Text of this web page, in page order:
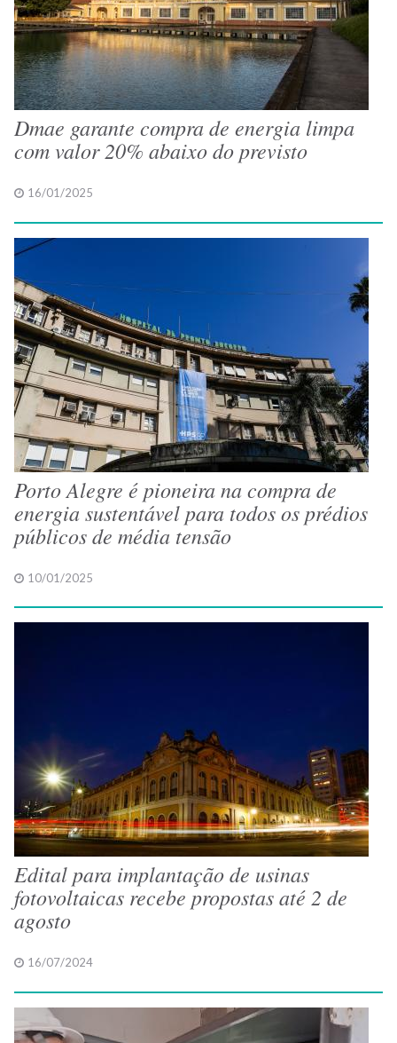
Dmae garante compra de energia limpa
com valor 20% abaixo do previsto
16/01/2025
Porto Alegre é pioneira na compra de
energia sustentável para todos os prédios
públicos de média tensão
10/01/2025
Edital para implantação de usinas
fotovoltaicas recebe propostas até 2 de
agosto
16/07/2024